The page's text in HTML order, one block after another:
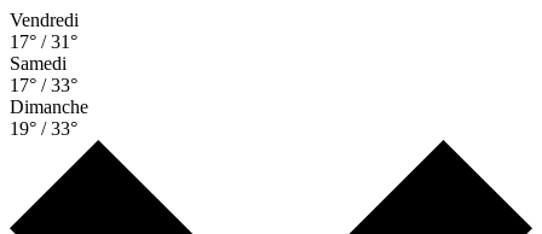
Vendredi
17° / 31°
Samedi
17° / 33°
Dimanche
19° / 33°